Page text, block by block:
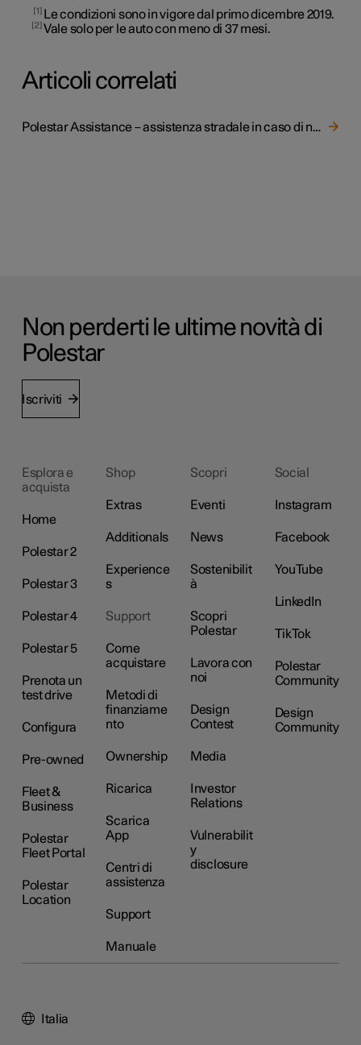
1 Le condizioni sono in vigore dal primo dicembre 2019.
2 Vale solo per le auto con meno di 37mesi.
Articoli correlati
Polestar Assistance – assistenza stradale in caso di necessità
Non perderti le ultime novità di
Polestar
Iscriviti
Esplora e
acquista
Home
Polestar 2
Polestar 3
Polestar 4
Polestar 5
Prenota un
test drive
Configura
Pre-owned
Fleet &
Business
Polestar
Fleet Portal
Polestar
Location
Shop
Extras
Additionals
Experience
s
Support
Come
acquistare
Metodi di
finanziame
nto
Ownership
Ricarica
Scarica
App
Centri di
assistenza
Support
Manuale
Scopri
Eventi
News
Sostenibilit
à
Scopri
Polestar
Lavora con
noi
Design
Contest
Media
Investor
Relations
Vulnerabilit
y
disclosure
Social
Instagram
Facebook
YouTube
LinkedIn
TikTok
Polestar
Community
Design
Community
Italia